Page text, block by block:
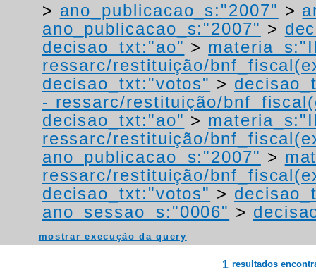
> ano_publicacao_s:"2007" >
ano_publicacao_s:"2007" >
decisao_txt:"ao" >
ressarc/restituição/
decisao_txt:"votos" >
- ressarc/restituição/
decisao_txt:"ao" >
ressarc/restituição/
ano_publicacao_s:"2007" >
ressarc/restituição/
decisao_txt:"votos" >
ano_sessao_s:"0006" >
mostrar execução da query
1 resultados